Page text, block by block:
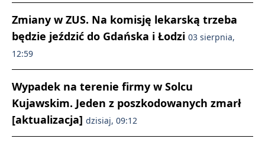
Zmiany w ZUS. Na komisję lekarską trzeba
będzie jeździć do Gdańska i Łodzi 03 sierpnia,
12:59
Wypadek na terenie firmy w Solcu
Kujawskim. Jeden z poszkodowanych zmarł
[aktualizacja] dzisiaj, 09:12